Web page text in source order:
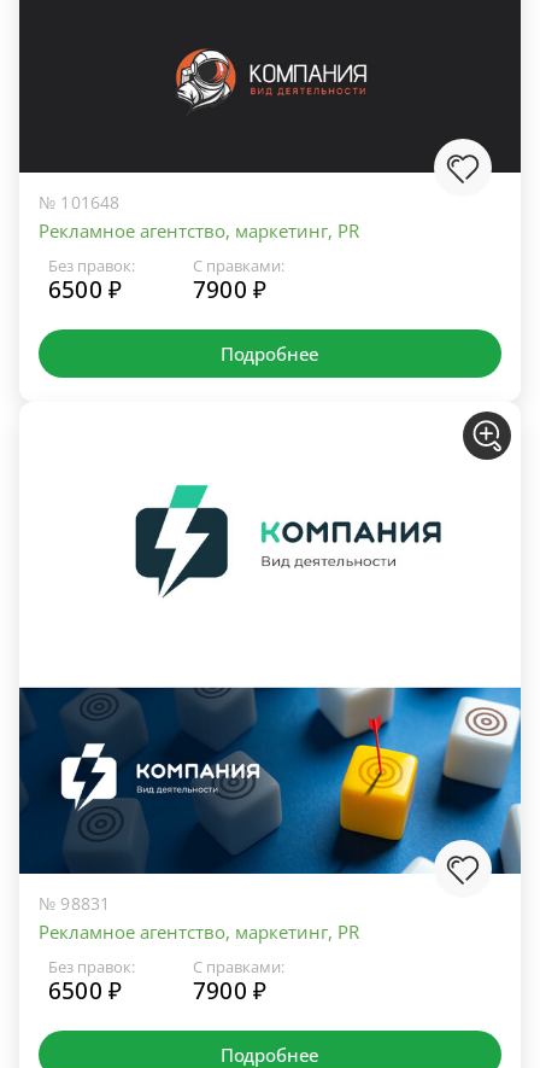
№ 101648
Рекламное агентство, маркетинг, PR
Без правок:
6500 ₽
С правками:
7900 ₽
Подробнее
№ 98831
Рекламное агентство, маркетинг, PR
Без правок:
6500 ₽
С правками:
7900 ₽
Подробнее